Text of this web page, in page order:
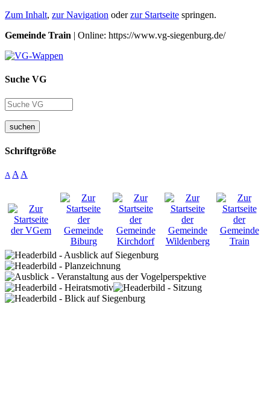
Zum Inhalt, zur Navigation oderzur Startseite springen.
Gemeinde Train | Online: https://www.vg-siegenburg.de/
Suche VG
suchen
Schriftgröße
A A A